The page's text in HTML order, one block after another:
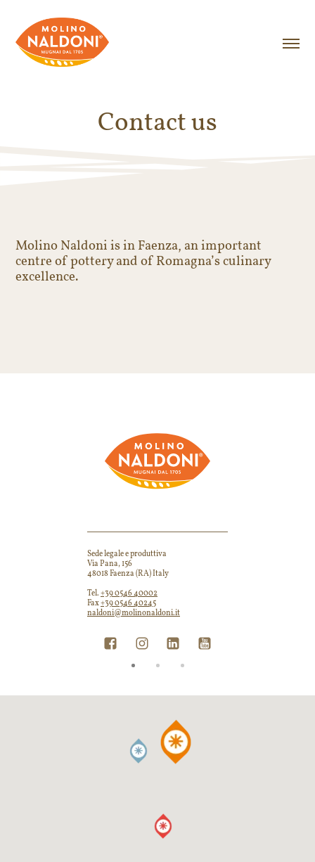
Contact us
Molino Naldoni is in Faenza, an important
centre of pottery and of Romagna’s culinary
excellence.
Sede legale e produttiva
Via Pana, 156
48018 Faenza (RA) Italy
Tel. +39 0546 40002
Fax+39 0546 40245
naldoni@molinonaldoni.it